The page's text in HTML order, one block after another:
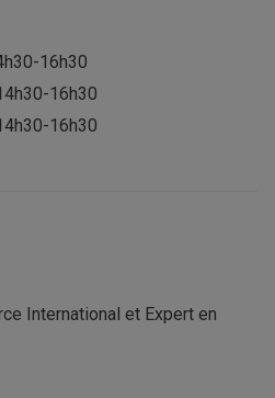
16h30
16h30
16h30
International et Expert en